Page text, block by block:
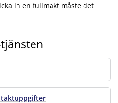
in en fullmakt måste det